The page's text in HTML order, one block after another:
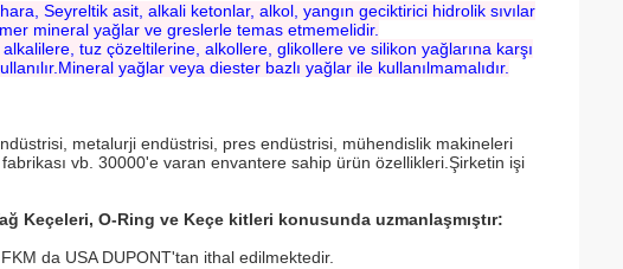
Seyreltik asit, alkali ketonlar, alkol, yangın geciktirici hidrolik sıvılar
mineral yağlar ve greslerle temas etmemelidir.
tuz çözeltilerine, alkollere, glikollere ve silikon yağlarına karşı
yağlar veya diester bazlı yağlar ile kullanılmamalıdır.
metalurji endüstrisi, pres endüstrisi, mühendislik makineleri
vb. 30000'e varan envantere sahip ürün özellikleri.Şirketin işi
Keçeleri, O-Ring ve Keçe kitleri konusunda uzmanlaşmıştır:
da USA DUPONT'tan ithal edilmektedir.